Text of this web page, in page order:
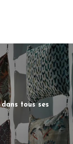
tous ses